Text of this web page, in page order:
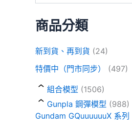
商品分類
新到貨、再到貨 (24)
特價中（門市同步）
(497)
組合模型 (1506)
Gunpla 鋼彈模型 (988)
Gundam GQuuuuuuX 系列